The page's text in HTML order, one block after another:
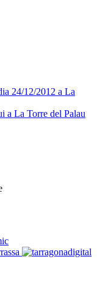
24/12/2012 a La
a La Torre del Palau